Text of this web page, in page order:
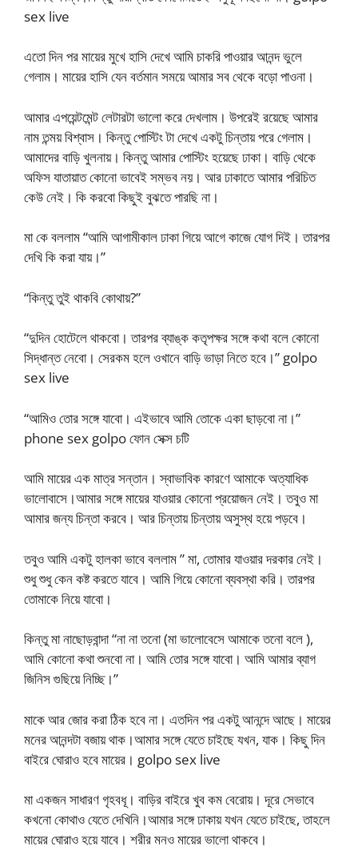
sex live
এতো দিন পর মায়ের মুখে হাসি দেখে আমি চাকরি পাওয়ার আনন্দ ভুলে
গেলাম। মায়ের হাসি যেন বর্তমান সময়ে আমার সব থেকে বড়ো পাওনা।
আমার এপয়েন্টমেন্ট লেটারটা ভালো করে দেখলাম। উপরেই রয়েছে আমার
নাম তন্ময় বিশ্বাস। কিন্তু পোস্টিং টা দেখে একটু চিন্তায় পরে গেলাম।
আমাদের বাড়ি খুলনায়। কিন্তু আমার পোস্টিং হয়েছে ঢাকা। বাড়ি থেকে
অফিস যাতায়াত কোনো ভাবেই সম্ভব নয়। আর ঢাকাতে আমার পরিচিত
কেউ নেই। কি করবো কিছুই বুঝতে পারছি না।
মা কে বললাম “আমি আগামীকাল ঢাকা গিয়ে আগে কাজে যোগ দিই। তারপর
দেখি কি করা যায়।”
“কিন্তু তুই থাকবি কোথায়?”
“দুদিন হোটেলে থাকবো। তারপর ব্যাঙ্ক কতৃপক্ষর সঙ্গে কথা বলে কোনো
সিদ্ধান্ত নেবো। সেরকম হলে ওখানে বাড়ি ভাড়া নিতে হবে।” golpo
sex live
“আমিও তোর সঙ্গে যাবো। এইভাবে আমি তোকে একা ছাড়বো না।”
phone sex golpo ফোন সেক্স চটি
আমি মায়ের এক মাত্র সন্তান। স্বাভাবিক কারণে আমাকে অত্যাধিক
ভালোবাসে।আমার সঙ্গে মায়ের যাওয়ার কোনো প্রয়োজন নেই। তবুও মা
আমার জন্য চিন্তা করবে। আর চিন্তায় চিন্তায় অসুস্থ হয়ে পড়বে।
তবুও আমি একটু হালকা ভাবে বললাম ” মা, তোমার যাওয়ার দরকার নেই।
শুধু শুধু কেন কষ্ট করতে যাবে। আমি গিয়ে কোনো ব্যবস্থা করি। তারপর
তোমাকে নিয়ে যাবো।
কিন্তু মা নাছোড়বান্দা “না না তনো (মা ভালোবেসে আমাকে তনো বলে ),
আমি কোনো কথা শুনবো না। আমি তোর সঙ্গে যাবো। আমি আমার ব্যাগ
জিনিস গুছিয়ে নিচ্ছি।”
মাকে আর জোর করা ঠিক হবে না। এতদিন পর একটু আনন্দে আছে। মায়ের
মনের আনন্দটা বজায় থাক।আমার সঙ্গে যেতে চাইছে যখন, যাক। কিছু দিন
বাইরে ঘোরাও হবে মায়ের। golpo sex live
মা একজন সাধারণ গৃহবধূ। বাড়ির বাইরে খুব কম বেরোয়। দূরে সেভাবে
কখনো কোথাও যেতে দেখিনি।আমার সঙ্গে ঢাকায় যখন যেতে চাইছে, তাহলে
মায়ের ঘোরাও হয়ে যাবে। শরীর মনও মায়ের ভালো থাকবে।